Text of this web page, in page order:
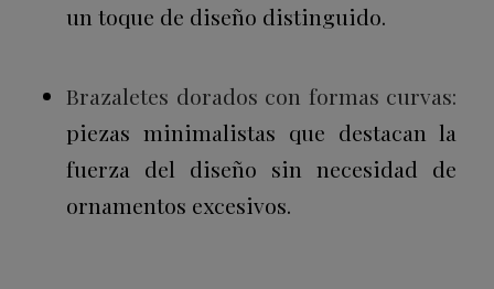
un toque de diseño distinguido.
Brazaletes dorados con formas curvas:
piezas minimalistas que destacan la
fuerza del diseño sin necesidad de
ornamentos excesivos.